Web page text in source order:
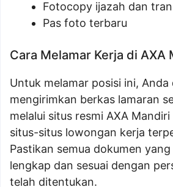
Fotocopy ijazah dan
Pas foto terbaru
Cara Melamar Kerja di AXA
Untuk melamar posisi ini, Anda
mengirimkan berkas lamaran
melalui situs resmi AXA
situs-situs lowongan kerja
Pastikan semua dokumen
lengkap dan sesuai dengan
telah ditentukan.